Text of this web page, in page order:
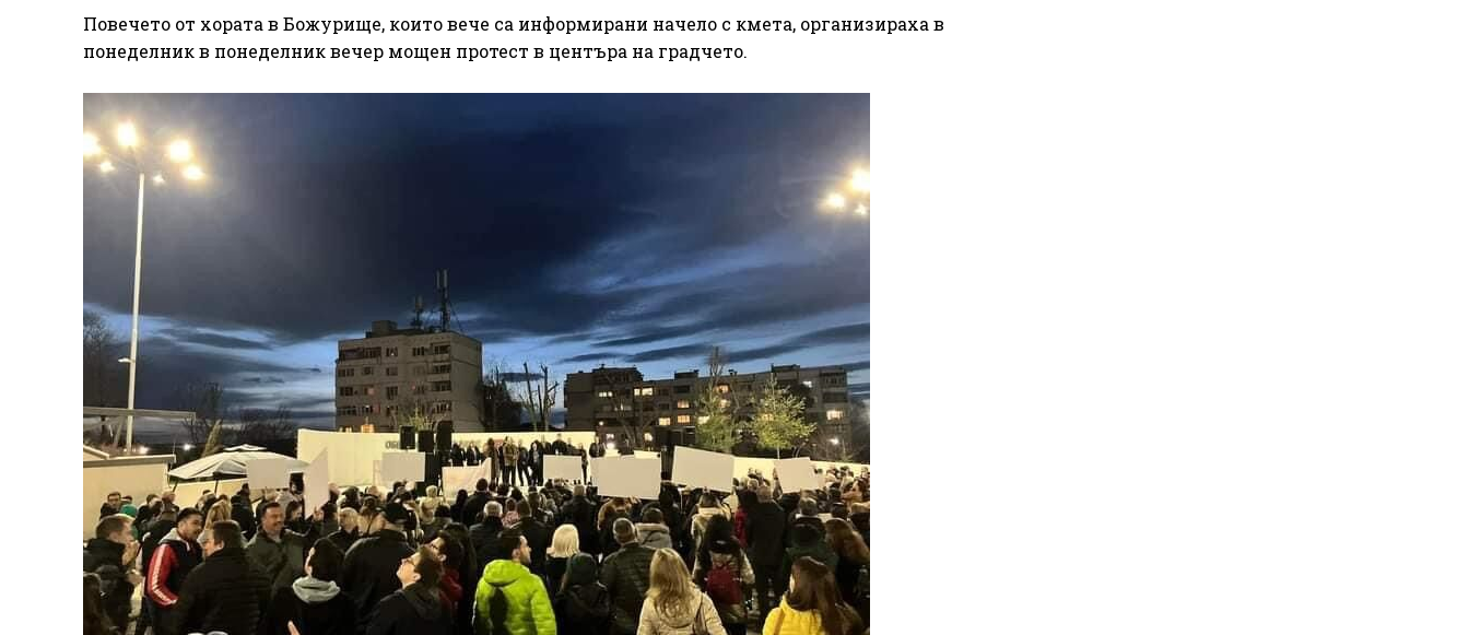
Повечето от хората в Божурище, които вече са информирани начело с кмета, организираха в
понеделник в понеделник вечер мощен протест в центъра на градчето.